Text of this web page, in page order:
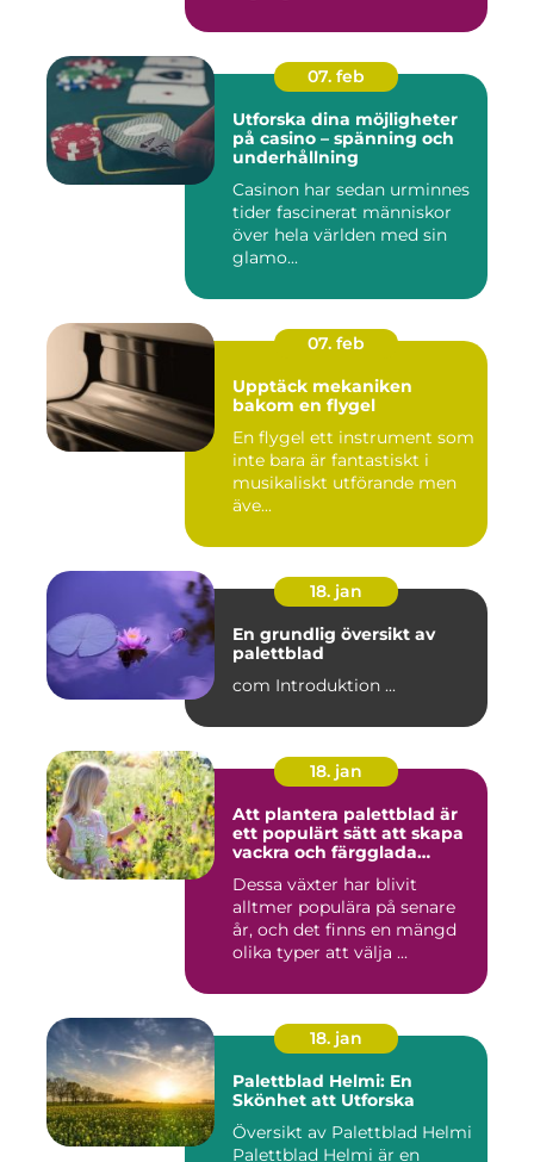
07. feb
Utforska dina möjligheter
på casino – spänning och
underhållning
Casinon har sedan urminnes
tider fascinerat människor
över hela världen med sin
glamo...
07. feb
Upptäck mekaniken
bakom en flygel
En flygel ett instrument som
inte bara är fantastiskt i
musikaliskt utförande men
äve...
18. jan
En grundlig översikt av
palettblad
com Introduktion ...
18. jan
Att plantera palettblad är
ett populärt sätt att skapa
vackra och färgglada
inomhusmiljöer
Dessa växter har blivit
alltmer populära på senare
år, och det finns en mängd
olika typer att välja ...
18. jan
Palettblad Helmi: En
Skönhet att Utforska
Översikt av Palettblad Helmi
Palettblad Helmi är en